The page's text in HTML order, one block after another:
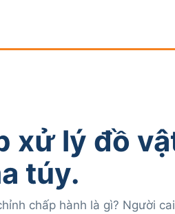
xử lý đồ
túy.
chấp hành là gì? Người